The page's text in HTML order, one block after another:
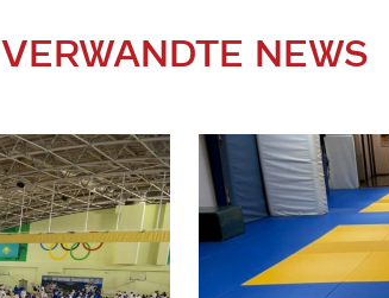
VERWANDTE NEWS